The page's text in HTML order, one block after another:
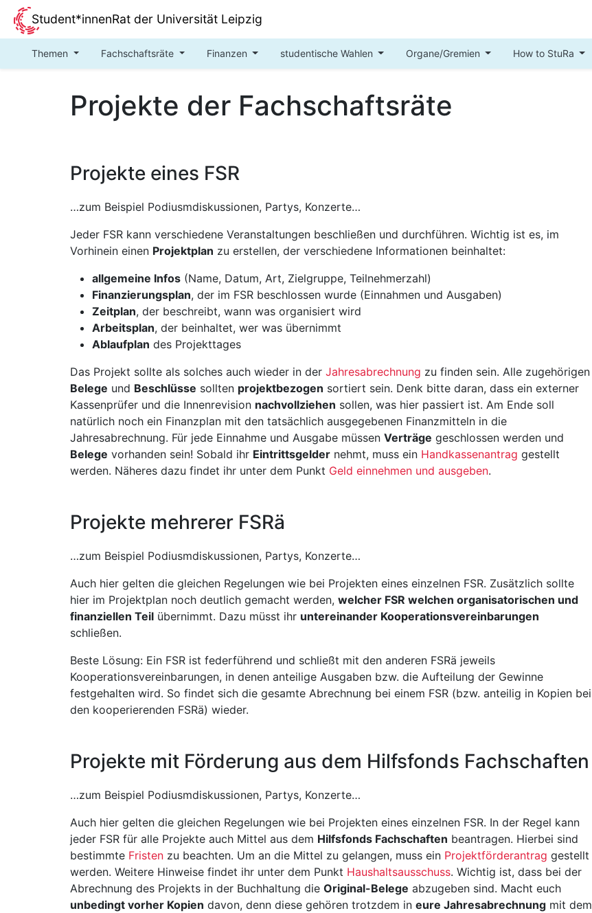
Student*innenRat der Universität Leipzig
Themen Fachschaftsräte Finanzen studentische Wahlen Organe/Gremien How to StuRa
Projekte der Fachschaftsräte
Projekte eines FSR
…zum Beispiel Podiusmdiskussionen, Partys, Konzerte…
Jeder FSR kann verschiedene Veranstaltungen beschließen und durchführen. Wichtig ist es, im
Vorhinein einen Projektplan zu erstellen, der verschiedene Informationen beinhaltet:
allgemeine Infos (Name, Datum, Art, Zielgruppe, Teilnehmerzahl)
Finanzierungsplan, der im FSR beschlossen wurde (Einnahmen und Ausgaben)
Zeitplan, der beschreibt, wann was organisiert wird
Arbeitsplan, der beinhaltet, wer was übernimmt
Ablaufplan des Projekttages
Das Projekt sollte als solches auch wieder in der Jahresabrechnung zu finden sein. Alle zugehörigen
Belege und Beschlüsse sollten projektbezogen sortiert sein. Denk bitte daran, dass ein externer
Kassenprüfer und die Innenrevision nachvollziehen sollen, was hier passiert ist. Am Ende soll
natürlich noch ein Finanzplan mit den tatsächlich ausgegebenen Finanzmitteln in die
Jahresabrechnung. Für jede Einnahme und Ausgabe müssen Verträge geschlossen werden und
Belege vorhanden sein! Sobald ihr Eintrittsgelder nehmt, muss ein Handkassenantrag gestellt
werden. Näheres dazu findet ihr unter dem Punkt Geld einnehmen und ausgeben.
Projekte mehrerer FSRä
…zum Beispiel Podiusmdiskussionen, Partys, Konzerte…
Auch hier gelten die gleichen Regelungen wie bei Projekten eines einzelnen FSR. Zusätzlich sollte
hier im Projektplan noch deutlich gemacht werden, welcher FSR welchen organisatorischen und
finanziellen Teil übernimmt. Dazu müsst ihr untereinander Kooperationsvereinbarungen
schließen.
Beste Lösung: Ein FSR ist federführend und schließt mit den anderen FSRä jeweils
Kooperationsvereinbarungen, in denen anteilige Ausgaben bzw. die Aufteilung der Gewinne
festgehalten wird. So findet sich die gesamte Abrechnung bei einem FSR (bzw. anteilig in Kopien bei
den kooperierenden FSRä) wieder.
Projekte mit Förderung aus dem Hilfsfonds Fachschaften
…zum Beispiel Podiusmdiskussionen, Partys, Konzerte…
Auch hier gelten die gleichen Regelungen wie bei Projekten eines einzelnen FSR. In der Regel kann
jeder FSR für alle Projekte auch Mittel aus dem Hilfsfonds Fachschaften beantragen. Hierbei sind
bestimmte Fristen zu beachten. Um an die Mittel zu gelangen, muss ein Projektförderantrag gestellt
werden. Weitere Hinweise findet ihr unter dem Punkt Haushaltsausschuss. Wichtig ist, dass bei der
Abrechnung des Projekts in der Buchhaltung die Original-Belege abzugeben sind. Macht euch
unbedingt vorher Kopien davon, denn diese gehören trotzdem in eure Jahresabrechnung mit dem